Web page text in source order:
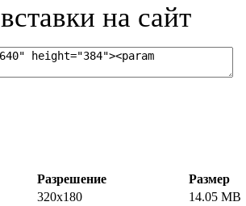
на сайт
Разрешение
Размер
320x180
14.05 MB